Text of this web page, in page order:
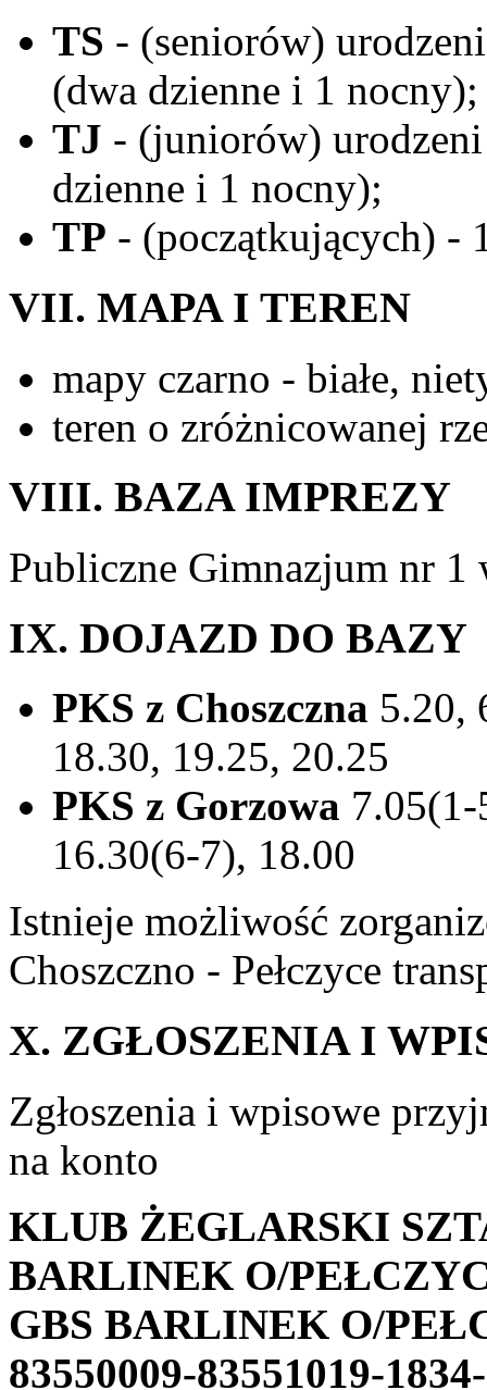
TS - (seniorów)
(dwa dzienne i 1 nocny);
TJ - (juniorów)
dzienne i 1 nocny);
TP - (początkujących) -
VII. MAPA I TEREN
mapy czarno - białe,
teren o zróżnicowanej
VIII. BAZA IMPREZY
Publiczne Gimnazjum nr 1
IX. DOJAZD DO BAZY
PKS z Choszczna 5.20,
18.30, 19.25, 20.25
PKS z Gorzowa
16.30(6-7), 18.00
Istnieje możliwość
Choszczno - Pełczyce
X. ZGŁOSZENIA I
Zgłoszenia i wpisowe
na konto
KLUB ŻEGLARSKI
BARLINEK O/
GBS BARLINEK O/
83550009-83551019-